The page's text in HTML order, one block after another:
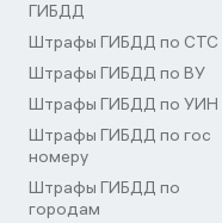
ГИБДД
Штрафы ГИБДД по СТС
Штрафы ГИБДД по ВУ
Штрафы ГИБДД по УИН
Штрафы ГИБДД по гос
номеру
Штрафы ГИБДД по
городам